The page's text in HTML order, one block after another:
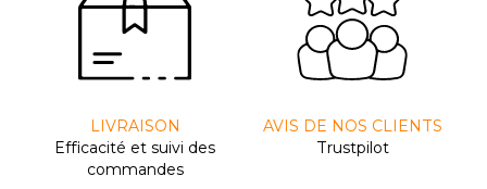
LIVRAISON
Efﬁcacité et suivi des
commandes
AVIS DE NOS CLIENTS
Trustpilot